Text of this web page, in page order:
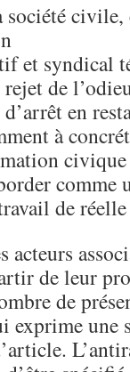
et syndical
de
en
à
comme
de
acteurs
de leur
de
exprime une